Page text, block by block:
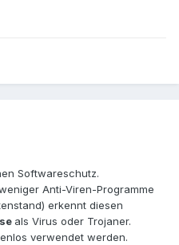
Softwareschutz.
Anti-Viren-Programme
erkennt diesen
als Virus oder Trojaner.
verwendet werden.